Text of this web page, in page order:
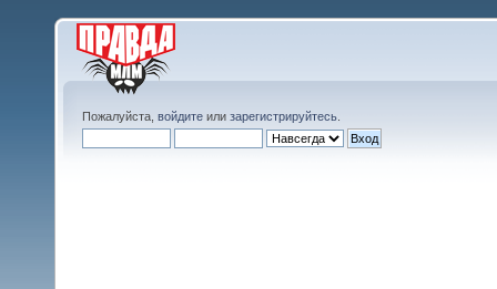
Пожалуйста, войдите или зарегистрируйтесь